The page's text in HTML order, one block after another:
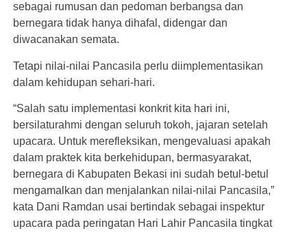
sebagai rumusan dan pedoman berbangsa dan
bernegara tidak hanya dihafal, didengar dan
diwacanakan semata.
Tetapi nilai-nilai Pancasila perlu diimplementasikan
dalam kehidupan sehari-hari.
“Salah satu implementasi konkrit kita hari ini,
bersilaturahmi dengan seluruh tokoh, jajaran setelah
upacara. Untuk merefleksikan, mengevaluasi apakah
dalam praktek kita berkehidupan, bermasyarakat,
bernegara di Kabupaten Bekasi ini sudah betul-betul
mengamalkan dan menjalankan nilai-nilai Pancasila,”
kata Dani Ramdan usai bertindak sebagai inspektur
upacara pada peringatan Hari Lahir Pancasila tingkat